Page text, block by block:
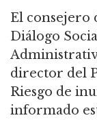
El consejero
Diálogo
director del
Riesgo de
informado